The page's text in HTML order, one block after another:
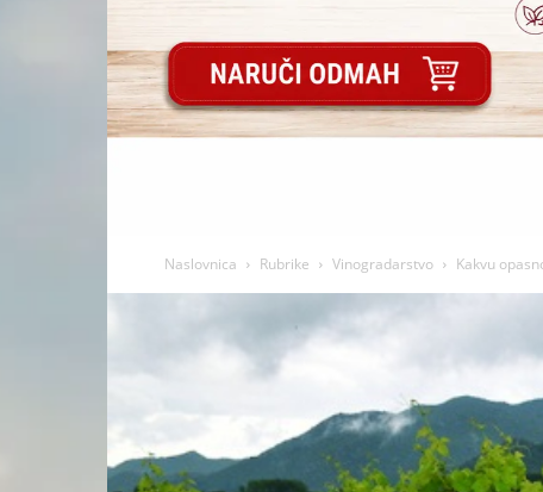
Naslovnica Rubrike Vinogradarstvo Kakvu